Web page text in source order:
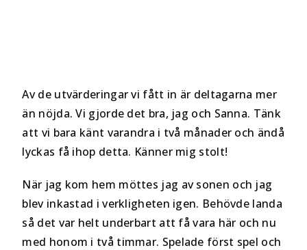
Av de utvärderingar vi fått in är deltagarna mer
än nöjda. Vi gjorde det bra, jag och Sanna. Tänk
att vi bara känt varandra i två månader och ändå
lyckas få ihop detta. Känner mig stolt!
När jag kom hem möttes jag av sonen och jag
blev inkastad i verkligheten igen. Behövde landa
så det var helt underbart att få vara här och nu
med honom i två timmar. Spelade först spel och